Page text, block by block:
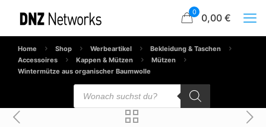
0 0,00 €
Home Shop Werbeartikel
Bekleidung & Taschen
Accessoires
Kappen & Mützen
Mützen
Wintermütze aus organischer Baumwolle
Products
search